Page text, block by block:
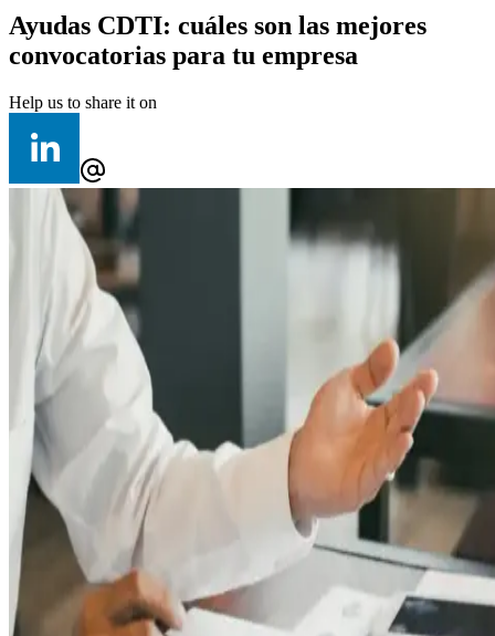
Ayudas CDTI: cuáles son las mejores
convocatorias para tu empresa
Help us to share it on